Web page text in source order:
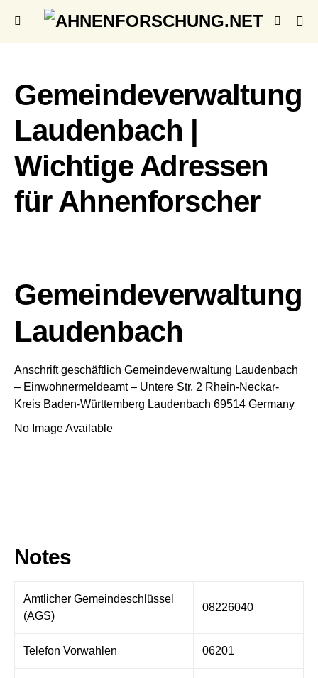
Gemeindeverwaltung
Laudenbach |
Wichtige Adressen
für Ahnenforscher
Gemeindeverwaltung
Laudenbach
Anschrift geschäftlich Gemeindeverwaltung Laudenbach
– Einwohnermeldeamt – Untere Str. 2 Rhein-Neckar-
Kreis Baden-Württemberg Laudenbach 69514 Germany
No Image Available
Notes
Amtlicher Gemeindeschlüssel
(AGS)
08226040
Telefon Vorwahlen 06201